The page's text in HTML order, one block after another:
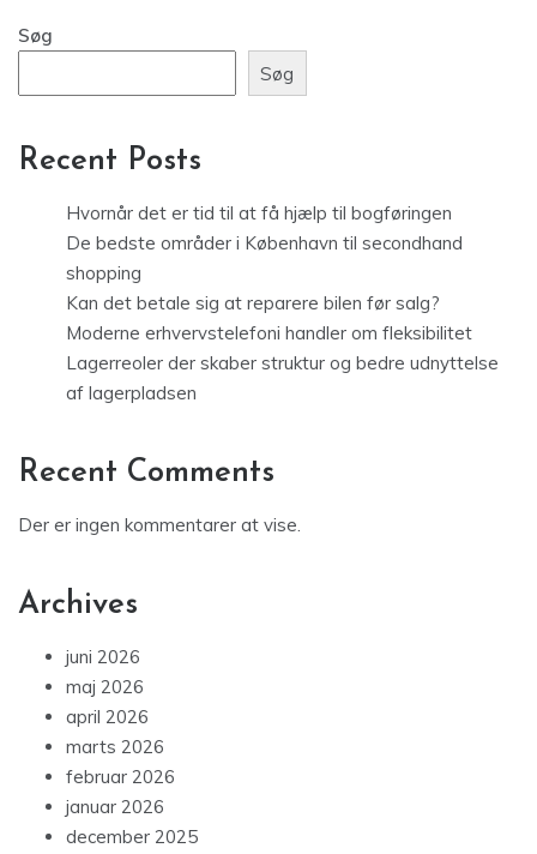
Søg
Søg
Recent Posts
Hvornår det er tid til at få hjælp til bogføringen
De bedste områder i København til secondhand
shopping
Kan det betale sig at reparere bilen før salg?
Moderne erhvervstelefoni handler om fleksibilitet
Lagerreoler der skaber struktur og bedre udnyttelse
af lagerpladsen
Recent Comments
Der er ingen kommentarer at vise.
Archives
juni 2026
maj 2026
april 2026
marts 2026
februar 2026
januar 2026
december 2025